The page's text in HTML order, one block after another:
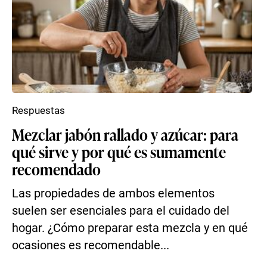
Mezclar jabón rallado y azúcar: para
qué sirve y por qué es sumamente
recomendado
Las propiedades de ambos elementos
suelen ser esenciales para el cuidado del
hogar. ¿Cómo preparar esta mezcla y en qué
ocasiones es recomendable...
Respuestas